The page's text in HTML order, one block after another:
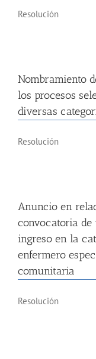
Resolución
Nombramiento
los procesos
diversas
Resolución
Anuncio en
convocatoria
ingreso en la
enfermero
comunitaria
Resolución